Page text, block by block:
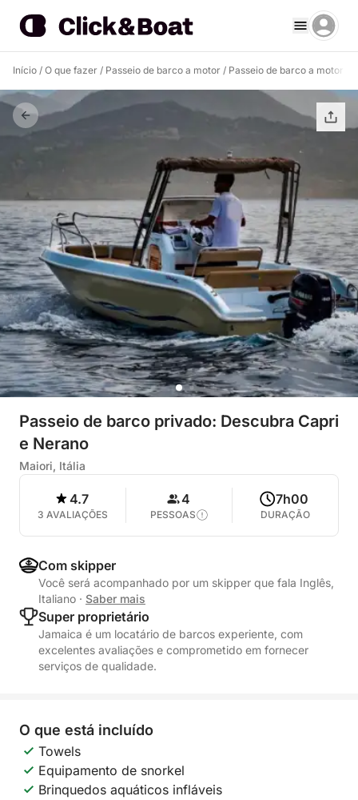
Início / O que fazer / Passeio de barco a motor / Passeio de barco a motor
Passeio de barco privado: Descubra Capri
e Nerano
Maiori, Itália
4.7
3 AVALIAÇÕES
4
PESSOAS
7h00
DURAÇÃO
Com skipper
Você será acompanhado por um skipper que fala Inglês,
Italiano · Saber mais
Super proprietário
Jamaica é um locatário de barcos experiente, com
excelentes avaliações e comprometido em fornecer
serviços de qualidade.
O que está incluído
Towels
Equipamento de snorkel
Brinquedos aquáticos infláveis